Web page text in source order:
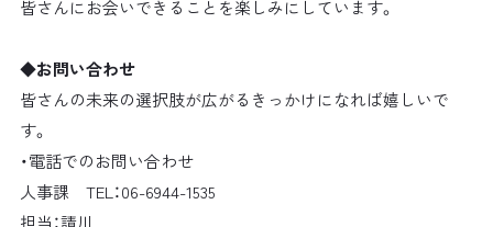
皆さんにお会いできることを楽しみにしています。
◆お問い合わせ
皆さんの未来の選択肢が広がるきっかけになれば嬉しいで
す。
・電話でのお問い合わせ
人事課 TEL：06-6944-1535
担当：請川